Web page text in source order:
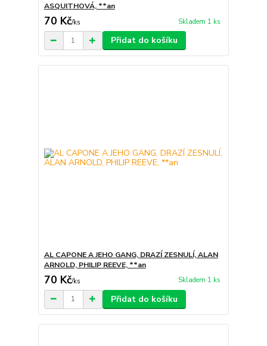
ASQUITHOVÁ, **an
70 Kč/ks Skladem 1 ks
Přidat do košíku
AL CAPONE A JEHO GANG, DRAZÍ ZESNULÍ, ALAN
ARNOLD, PHILIP REEVE, **an
70 Kč/ks Skladem 1 ks
Přidat do košíku